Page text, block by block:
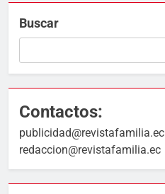
Buscar
Contactos:
publicidad@revistafamilia.ec
redaccion@revistafamilia.ec